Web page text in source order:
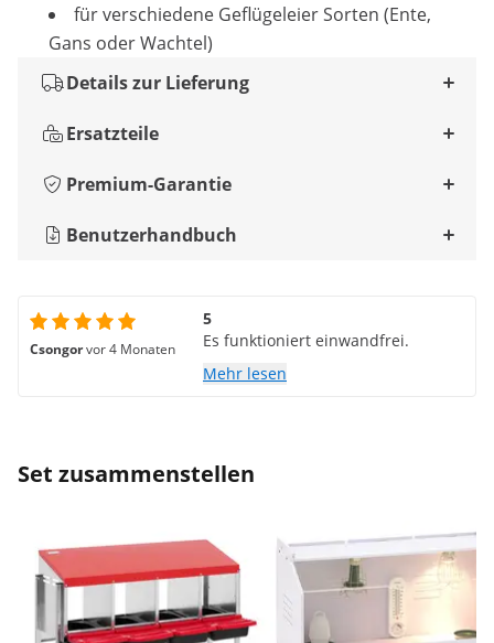
für verschiedene Geflügeleier Sorten (Ente,
Gans oder Wachtel)
Details zur Lieferung
Ersatzteile
Premium-Garantie
Benutzerhandbuch
Csongorvor 4 Monaten
5
Es funktioniert einwandfrei.
Mehr lesen
Set zusammenstellen